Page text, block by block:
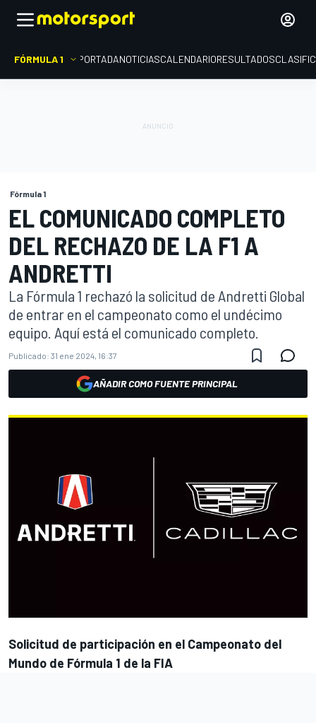
FÓRMULA 1 PORTADANOTICIASCALENDARIORESULTADOS
Fórmula 1
EL COMUNICADO COMPLETO
DEL RECHAZO DE LA F1 A
ANDRETTI
La Fórmula 1 rechazó la solicitud de Andretti Global
de entrar en el campeonato como el undécimo
equipo. Aquí está el comunicado completo.
Publicado: 31 ene 2024, 16:37
AÑADIR COMO FUENTE PRINCIPAL
Solicitud de participación en el Campeonato del
Mundo de Fórmula 1 de la FIA